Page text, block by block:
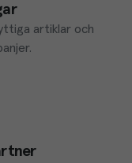
artiklar och